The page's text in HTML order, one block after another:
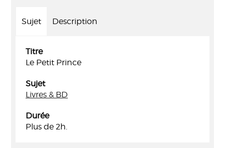
Sujet Description
Titre
Le Petit Prince
Sujet
Livres & BD
Durée
Plus de 2h.